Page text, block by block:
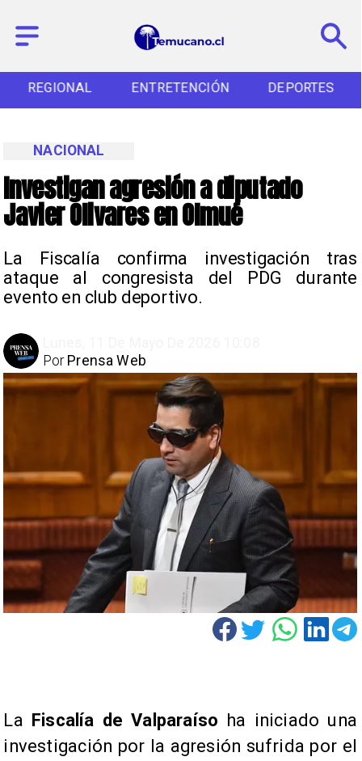
REGIONAL ENTRETENCIÓN DEPORTES
Investigan agresión a diputado
Javier Olivares en Olmué
La Fiscalía confirma investigación tras
ataque al congresista del PDG durante
evento en club deportivo.
NACIONAL
Prensa Web
Por
La Fiscalía de Valparaíso ha iniciado una
investigación por la agresión sufrida por el